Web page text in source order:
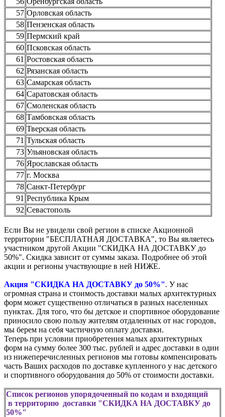
57 Орловская область
58 Пензенская область
59 Пермский край
60 Псковская область
61 Ростовская область
62 Рязанская область
63 Самарская область
64 Саратовская область
67 Смоленская область
68 Тамбовская область
69 Тверская область
71 Тульская область
73 Ульяновская область
76 Ярославская область
77 г. Москва
78 Санкт-Петербург
91 Республика Крым
92 Севастополь
Если Вы не увидели свой регион в списке Акционной
территории "БЕСПЛАТНАЯ ДОСТАВКА", то Вы являетесь
участником другой Акции "СКИДКА НА ДОСТАВКУ до
50%". Скидка зависит от суммы заказа. Подробнее об этой
акции и регионы участвующие в ней НИЖЕ.
Акция "СКИДКА НА ДОСТАВКУ до 50%". У нас
огромная страна и стоимость доставки малых архитектурных
форм может существенно отличаться в разных населенных
пунктах. Для того, что бы детское и спортивное оборудование
приносило свою пользу жителям отдаленных от нас городов,
мы берем на себя частичную оплату доставки.
Теперь при условии приобретения малых архитектурных
форм на сумму более 300 тыс. рублей и адрес доставки в один
из нижеперечисленных регионов мы готовы компенсировать
часть Ваших расходов по доставке купленного у нас детского
и спортивного оборудования до 50% от стоимости доставки.
Список регионов упорядоченный по кодам и входящий
в территорию доставки "СКИДКА НА ДОСТАВКУ до
50%"